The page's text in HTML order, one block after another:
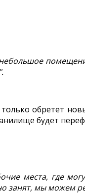
обретет
будет
места, где
занят, мы можем